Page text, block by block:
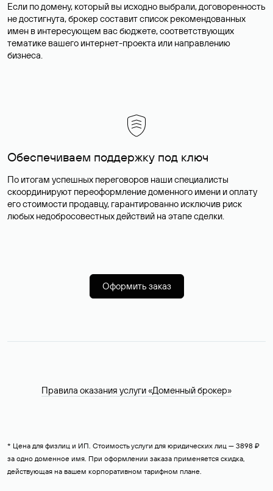
Если по домену, который вы исходно выбрали, договоренность
не достигнута, брокер составит список рекомендованных
имен в интересующем вас бюджете, соответствующих
тематике вашего интернет-проекта или направлению
бизнеса.
Обеспечиваем поддержку под ключ
По итогам успешных переговоров наши специалисты
скоординируют переоформление доменного имени и оплату
его стоимости продавцу, гарантированно исключив риск
любых недобросовестных действий на этапе сделки.
Оформить заказ
Правила оказания услуги «Доменный брокер»
* Цена для физлиц и ИП. Стоимость услуги для юридических лиц — 3898 ₽
за одно доменное имя. При оформлении заказа применяется скидка,
действующая на вашем корпоративном тарифном плане.